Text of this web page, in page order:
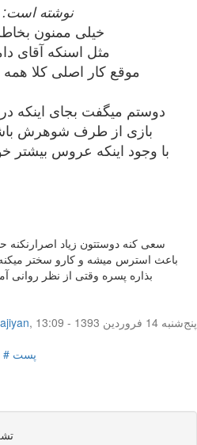
ID_donya نوشته است:
خیلی ممنون
مثل اسنکه آقای
موقع کار اصلی کلا
دوستم میگفت بجای
بازی از طرف شوهرش
با وجود اینکه عروس بیشتر
سعی کنه دوستتون زیاد
باعث استرس میشه و کارو سختر
بذاره پسره وقتی از نظر روانی
,
پنج‌شنبه 14 فروردین 1393 - 13:09
پست # 6